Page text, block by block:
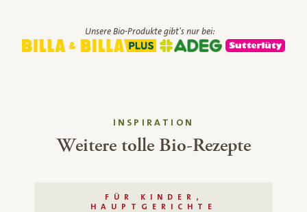
Unsere Bio-Produkte gibt's nur bei:
INSPIRATION
Weitere tolle Bio-Rezepte
FÜR KINDER,
HAUPTGERICHTE